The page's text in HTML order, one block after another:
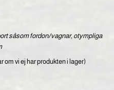
såsom fordon/vagnar, otympliga
om vi ej har produkten i lager)